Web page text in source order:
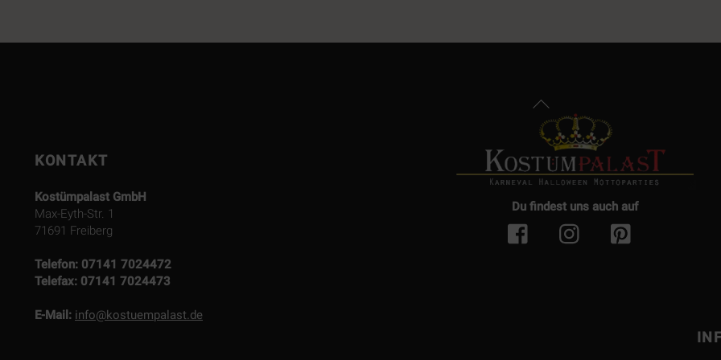
Back
Top
KONTAKT
Kostümpalast GmbH
Max-Eyth-Str. 1
71691 Freiberg
Telefon: 07141 7024472
Telefax: 07141 7024473
E-Mail: info@kostuempalast.de
Du findest uns auch auf